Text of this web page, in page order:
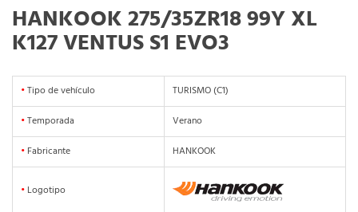
HANKOOK 275/35ZR18 99Y XL
K127 VENTUS S1 EVO3
•Tipo de vehículo
TURISMO (C1)
•Temporada
Verano
• Fabricante HANKOOK
• Logotipo